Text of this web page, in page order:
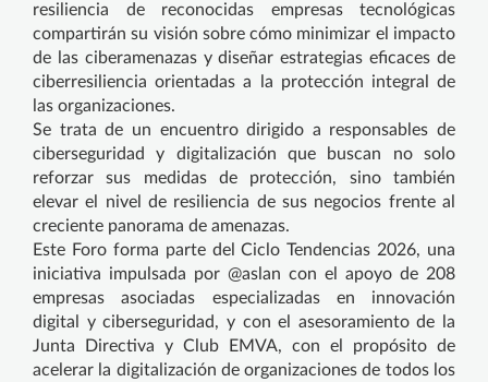
resiliencia de reconocidas empresas tecnológicas
compartirán su visión sobre cómo minimizar el impacto
de las ciberamenazas y diseñar estrategias eficaces de
ciberresiliencia orientadas a la protección integral de
las organizaciones.
Se trata de un encuentro dirigido a responsables de
ciberseguridad y digitalización que buscan no solo
reforzar sus medidas de protección, sino también
elevar el nivel de resiliencia de sus negocios frente al
creciente panorama de amenazas.
Este Foro forma parte del Ciclo Tendencias 2026, una
iniciativa impulsada por @aslan con el apoyo de 208
empresas asociadas especializadas en innovación
digital y ciberseguridad, y con el asesoramiento de la
Junta Directiva y Club EMVA, con el propósito de
acelerar la digitalización de organizaciones de todos los